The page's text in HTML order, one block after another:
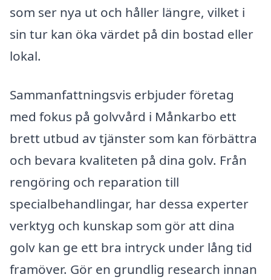
som ser nya ut och håller längre, vilket i
sin tur kan öka värdet på din bostad eller
lokal.
Sammanfattningsvis erbjuder företag
med fokus på golvvård i Månkarbo ett
brett utbud av tjänster som kan förbättra
och bevara kvaliteten på dina golv. Från
rengöring och reparation till
specialbehandlingar, har dessa experter
verktyg och kunskap som gör att dina
golv kan ge ett bra intryck under lång tid
framöver. Gör en grundlig research innan